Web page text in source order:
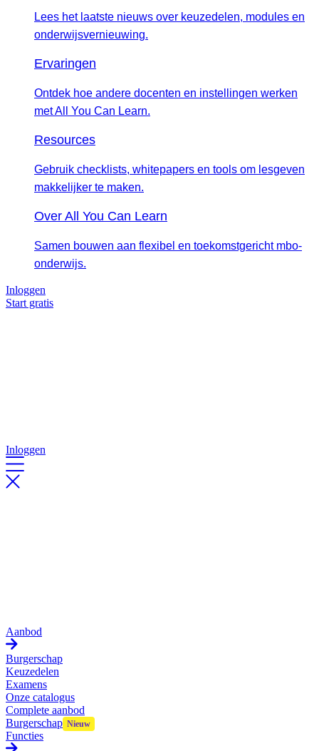
Lees het laatste nieuws over keuzedelen, modules en
onderwijsvernieuwing.
Ervaringen
Ontdek hoe andere docenten en instellingen werken
met All You Can Learn.
Resources
Gebruik checklists, whitepapers en tools om lesgeven
makkelijker te maken.
Over All You Can Learn
Samen bouwen aan flexibel en toekomstgericht mbo-
onderwijs.
Inloggen
Start gratis
Inloggen
Aanbod
Burgerschap
Keuzedelen
Examens
Onze catalogus
Complete aanbod
Burgerschap
Functies